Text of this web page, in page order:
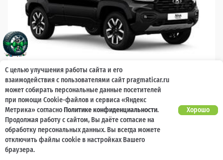
LADA Niva Travel
2026
Гарантия 2 года, без ограничения по
пробегу
Есть предложение?
Ваш кешбек
С целью улучшения работы сайта и его
взаимодействия с пользователями сайт pragmaticar.ru
может собирать персональные данные посетителей
при помощи Cookie-файлов и сервиса «Яндекс
Метрика» согласноПолитике конфиденциальности.
Продолжая работу с сайтом, Вы даёте согласие на
обработку персональных данных. Вы всегда можете
отключить файлы cookie в настройках Вашего
браузера.
Хорошо